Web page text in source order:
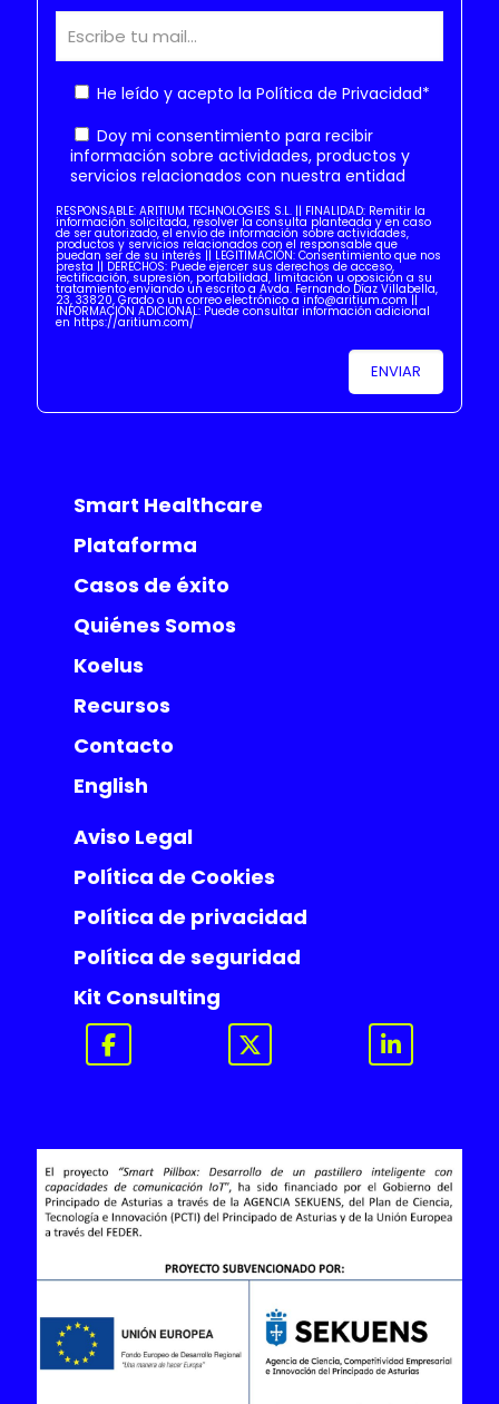
He leído y acepto la Política de Privacidad*
Doy mi consentimiento para recibir
información sobre actividades, productos y
servicios relacionados con nuestra entidad
RESPONSABLE: ARITIUM TECHNOLOGIES S.L. || FINALIDAD: Remitir la
información solicitada, resolver la consulta planteada y en caso
de ser autorizado, el envío de información sobre actividades,
productos y servicios relacionados con el responsable que
puedan ser de su interés || LEGITIMACIÓN: Consentimiento que nos
presta || DERECHOS: Puede ejercer sus derechos de acceso,
rectificación, supresión, portabilidad, limitación u oposición a su
tratamiento enviando un escrito a Avda. Fernando Díaz Villabella,
23, 33820, Grado o un correo electrónico a info@aritium.com ||
INFORMACIÓN ADICIONAL: Puede consultar información adicional
en https://aritium.com/
Smart Healthcare
Plataforma
Casos de éxito
Quiénes Somos
Koelus
Recursos
Contacto
English
Aviso Legal
Política de Cookies
Política de privacidad
Política de seguridad
Kit Consulting